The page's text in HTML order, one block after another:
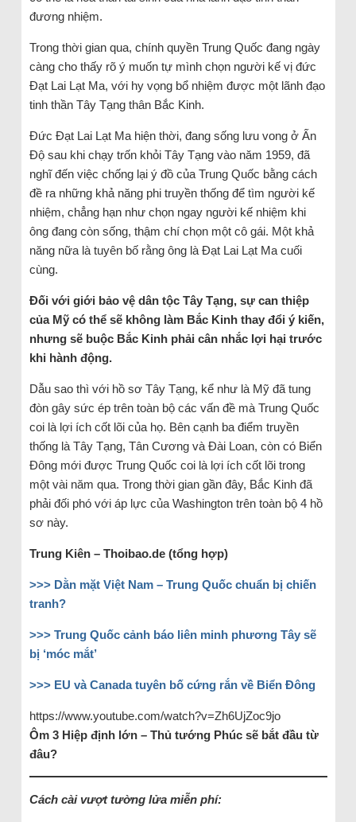
đương nhiệm.
Trong thời gian qua, chính quyền Trung Quốc đang ngày
càng cho thấy rõ ý muốn tự mình chọn người kế vị đức
Đạt Lai Lạt Ma, với hy vọng bổ nhiệm được một lãnh đạo
tinh thần Tây Tạng thân Bắc Kinh.
Đức Đạt Lai Lạt Ma hiện thời, đang sống lưu vong ở Ấn
Độ sau khi chạy trốn khỏi Tây Tạng vào năm 1959, đã
nghĩ đến việc chống lại ý đồ của Trung Quốc bằng cách
đề ra những khả năng phi truyền thống để tìm người kế
nhiệm, chẳng hạn như chọn ngay người kế nhiệm khi
ông đang còn sống, thậm chí chọn một cô gái. Một khả
năng nữa là tuyên bố rằng ông là Đạt Lai Lạt Ma cuối
cùng.
Đối với giới bảo vệ dân tộc Tây Tạng, sự can thiệp
của Mỹ có thể sẽ không làm Bắc Kinh thay đổi ý kiến,
nhưng sẽ buộc Bắc Kinh phải cân nhắc lợi hại trước
khi hành động.
Dẫu sao thì với hồ sơ Tây Tạng, kể như là Mỹ đã tung
đòn gây sức ép trên toàn bộ các vấn đề mà Trung Quốc
coi là lợi ích cốt lõi của họ. Bên cạnh ba điểm truyền
thống là Tây Tạng, Tân Cương và Đài Loan, còn có Biển
Đông mới được Trung Quốc coi là lợi ích cốt lõi trong
một vài năm qua. Trong thời gian gần đây, Bắc Kinh đã
phải đối phó với áp lực của Washington trên toàn bộ 4 hồ
sơ này.
Trung Kiên – Thoibao.de (tổng hợp)
>>> Dằn mặt Việt Nam – Trung Quốc chuẩn bị chiến
tranh?
>>> Trung Quốc cảnh báo liên minh phương Tây sẽ
bị ‘móc mắt’
>>> EU và Canada tuyên bố cứng rắn về Biển Đông
https://www.youtube.com/watch?v=Zh6UjZoc9jo
Ôm 3 Hiệp định lớn – Thủ tướng Phúc sẽ bắt đầu từ
đâu?
Cách cài vượt tường lửa miễn phí: